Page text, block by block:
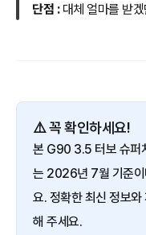
단점 : 대체 얼마를 받
⚠️ 꼭 확인하세요!
본 G90 3.5 터보 슈퍼
는 2026년 7월 기준이
요. 정확한 최신 정보
해 주세요.